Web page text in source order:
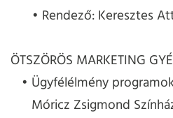
Rendező: Keresztes
ÖTSZÖRÖS MARKETING
Ügyfélélmény
Móricz Zsigmond